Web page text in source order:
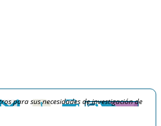
para sus necesidades de investigación de